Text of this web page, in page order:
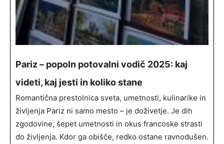
Pariz – popoln potovalni vodič 2025: kaj
videti, kaj jesti in koliko stane
Romantična prestolnica sveta, umetnosti, kulinarike in
življenja Pariz ni samo mesto – je doživetje. Je dih
zgodovine, šepet umetnosti in okus francoske strasti
do življenja. Kdor ga obišče, redko ostane ravnodušen.